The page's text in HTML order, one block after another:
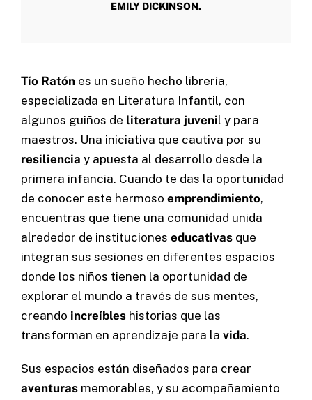
EMILY DICKINSON.
Tío Ratón es un sueño hecho librería,
especializada en Literatura Infantil, con
algunos guiños de literatura juvenil y para
maestros. Una iniciativa que cautiva por su
resiliencia y apuesta al desarrollo desde la
primera infancia. Cuando te das la oportunidad
de conocer este hermoso emprendimiento,
encuentras que tiene una comunidad unida
alrededor de instituciones educativas que
integran sus sesiones en diferentes espacios
donde los niños tienen la oportunidad de
explorar el mundo a través de sus mentes,
creando increíbles historias que las
transforman en aprendizaje para la vida.
Sus espacios están diseñados para crear
aventuras memorables, y su acompañamiento
Email: hi@classalia.com
Cra 18 No 8 – 30